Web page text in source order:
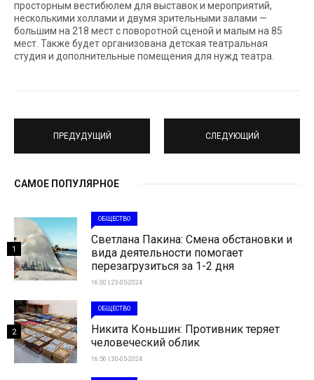
просторным вестибюлем для выставок и мероприятий,
несколькими холлами и двумя зрительными залами —
большим на 218 мест с поворотной сценой и малым на 85
мест. Также будет организована детская театральная
студия и дополнительные помещения для нужд театра.
ПРЕДУДУЩИЙ СЛЕДУЮЩИЙ
САМОЕ ПОПУЛЯРНОЕ
ОБЩЕСТВО
Светлана Пакина: Смена обстановки и
вида деятельности помогает
перезагрузиться за 1-2 дня
16:30 | 23-05-2024
1
ОБЩЕСТВО
Никита Коньшин: Противник теряет
человеческий облик
16:56 | 30-05-2024
2